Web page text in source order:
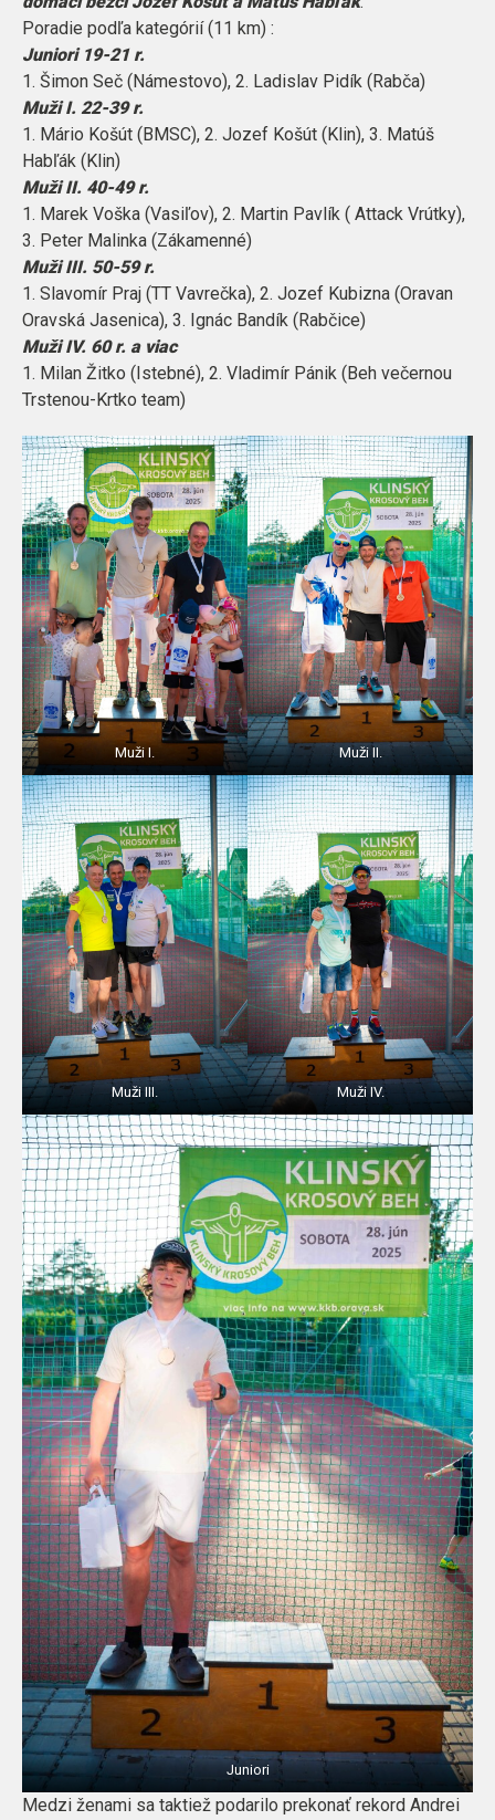
Poradie podľa kategórií (11 km) :
Juniori 19-21 r.
1. Šimon Seč (Námestovo), 2. Ladislav Pidík (Rabča)
Muži I. 22-39 r.
1. Mário Košút (BMSC), 2. Jozef Košút (Klin), 3. Matúš
Habľák (Klin)
Muži II. 40-49 r.
1. Marek Voška (Vasiľov), 2. Martin Pavlík ( Attack Vrútky),
3. Peter Malinka (Zákamenné)
Muži III. 50-59 r.
1. Slavomír Praj (TT Vavrečka), 2. Jozef Kubizna (Oravan
Oravská Jasenica), 3. Ignác Bandík (Rabčice)
Muži IV. 60 r. a viac
1. Milan Žitko (Istebné), 2. Vladimír Pánik (Beh večernou
Trstenou-Krtko team)
Muži I. Muži II.
Muži III. Muži IV.
Juniori
Medzi ženami sa taktiež podarilo prekonať rekord Andrei